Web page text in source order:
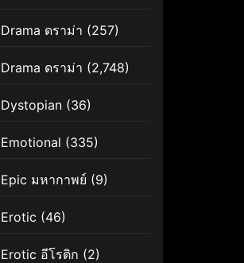
Drama ดราม่า (257)
Drama ดราม่า (2,748)
Dystopian (36)
Emotional (335)
Epic มหากาพย์ (9)
Erotic (46)
Erotic อีโรติก (2)